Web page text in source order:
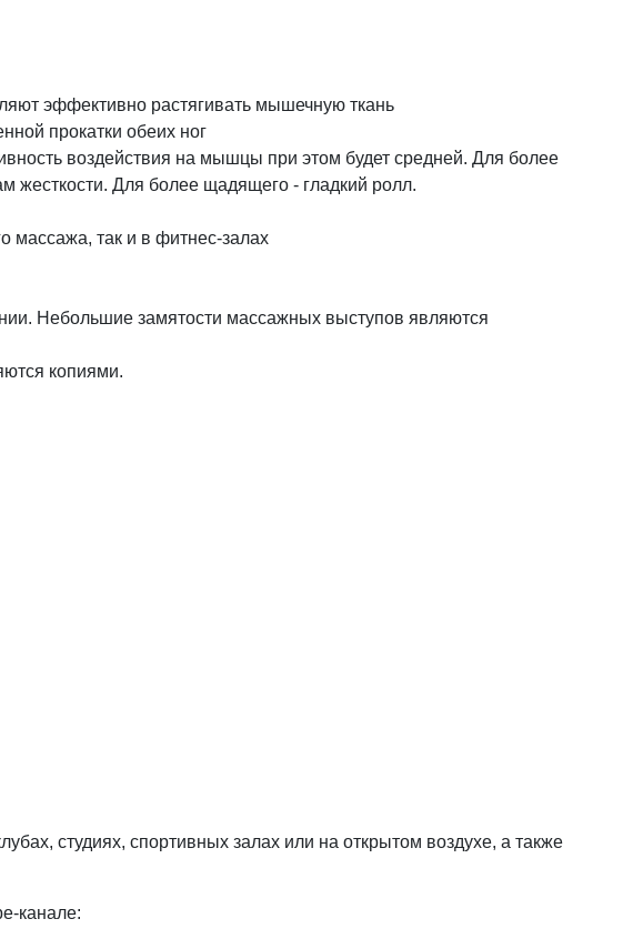
эффективно растягивать мышечную ткань
прокатки обеих ног
воздействия на мышцы при этом будет средней. Для более
жесткости. Для более щадящего - гладкий ролл.
массажа, так и в фитнес-залах
Небольшие замятости массажных выступов являются
копиями.
студиях, спортивных залах или на открытом воздухе, а также
канале: